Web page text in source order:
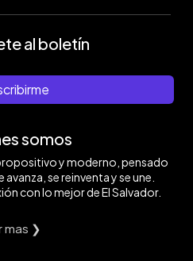
al boletín
somos
y moderno, pensado
se reinventa y se une.
con lo mejor de El Salvador.
mas ❯